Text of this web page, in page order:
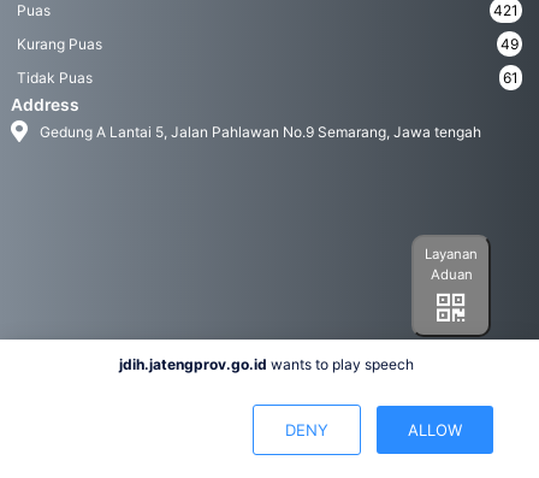
Puas
421
Kurang Puas
49
Tidak Puas
61
Address
Gedung A Lantai 5, Jalan Pahlawan No.9 Semarang, Jawa tengah
Layanan
Aduan
Hak Cipta 2022© Biro Hukum Pemerintah Provinsi Jawa Tengah
jdih.jatengprov.go.id wants to play speech
DENY ALLOW